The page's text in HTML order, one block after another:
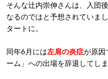
そんな辻内崇伸さんは、入団
なるのではと予想されていまし
タートに。
同年6月には左肩の炎症が原因
ーム」への出場を辞退してしま